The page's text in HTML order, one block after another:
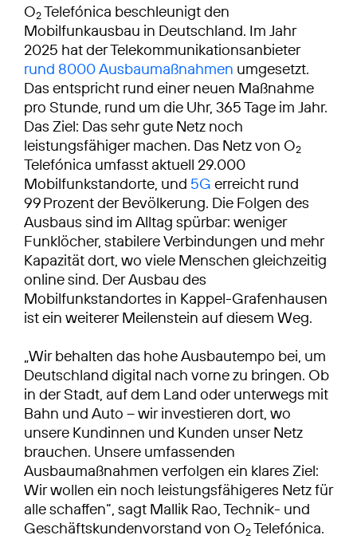
O2Telefónica beschleunigt den
Mobilfunkausbau in Deutschland. Im Jahr
2025 hat der Telekommunikationsanbieter
rund 8000 Ausbaumaßnahmen umgesetzt.
Das entspricht rund einer neuen Maßnahme
pro Stunde, rund um die Uhr, 365 Tage im Jahr.
Das Ziel: Das sehr gute Netz noch
leistungsfähiger machen. Das Netz von O2
Telefónica umfasst aktuell 29.000
Mobilfunkstandorte, und 5G erreicht rund
99 Prozent der Bevölkerung. Die Folgen des
Ausbaus sind im Alltag spürbar: weniger
Funklöcher, stabilere Verbindungen und mehr
Kapazität dort, wo viele Menschen gleichzeitig
online sind. Der Ausbau des
Mobilfunkstandortes in Kappel-Grafenhausen
ist ein weiterer Meilenstein auf diesem Weg.
„Wir behalten das hohe Ausbautempo bei, um
Deutschland digital nach vorne zu bringen. Ob
in der Stadt, auf dem Land oder unterwegs mit
Bahn und Auto – wir investieren dort, wo
unsere Kundinnen und Kunden unser Netz
brauchen. Unsere umfassenden
Ausbaumaßnahmen verfolgen ein klares Ziel:
Wir wollen ein noch leistungsfähigeres Netz für
alle schaffen“, sagt Mallik Rao, Technik- und
Geschäftskundenvorstand von O2Telefónica.